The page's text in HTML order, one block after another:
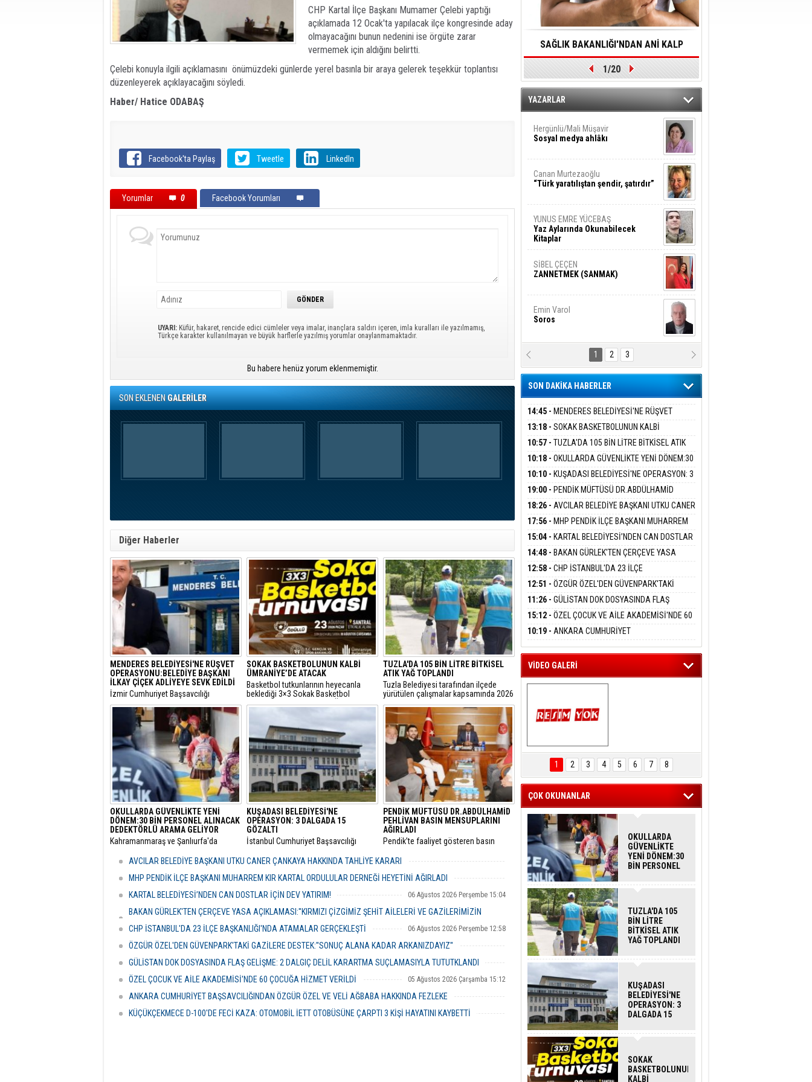
CHP Kartal İlçe Başkanı Mumamer Çelebi yaptığı
açıklamada 12 Ocak'ta yapılacak ilçe kongresinde aday
olmayacağını bunun nedenini ise örgüte zarar
vermemek için aldığını belirtti.
Çelebi konuyla ilgili açıklamasını önümüzdeki günlerde yerel basınla bir araya gelerek teşekkür toplantısı
düzenleyerek açıklayacağını söyledi.
Haber/ Hatice ODABAŞ
Facebook'ta Paylaş Tweetle LinkedIn
Yorumlar 0 Facebook Yorumları
UYARI: Küfür, hakaret, rencide edici cümleler veya imalar, inançlara saldırı içeren, imla kuralları ile yazılmamış,
Türkçe karakter kullanılmayan ve büyük harflerle yazılmış yorumlar onaylanmamaktadır.
Bu habere henüz yorum eklenmemiştir.
SON EKLENENGALERİLER
Diğer Haberler
MENDERES BELEDİYESİ'NE RÜŞVET
OPERASYONU:BELEDİYE BAŞKANI
İLKAY ÇİÇEK ADLİYEYE SEVK EDİLDİ
​İzmir Cumhuriyet Başsavcılığı
tarafından yürütülen 'rüşvet' ve 'irtikap'
soruşturması kapsamında gözaltına
alınan Menderes Belediye Başkanı İlkay
Çiçek’in de aralarında bulunduğu 16
şüpheli adliyeye sevk edildi.
SOKAK BASKETBOLUNUN KALBİ
ÜMRANİYE’DE ATACAK
Basketbol tutkunlarının heyecanla
beklediği 3×3 Sokak Basketbol
Turnuvası, bu yıl 7’nci kez Ümraniye
TUZLA'DA 105 BİN LİTRE BİTKİSEL
ATIK YAĞ TOPLANDI
Tuzla Belediyesi tarafından ilçede
yürütülen çalışmalar kapsamında 2026
yılında 105 bin litre bitkisel atık yağ
toplandı.
OKULLARDA GÜVENLİKTE YENİ
DÖNEM:30 BİN PERSONEL ALINACAK
DEDEKTÖRLÜ ARAMA GELİYOR
​Kahramanmaraş ve Şanlıurfa'da
ardından eğitim kurumlarındaki
güvenlik önlemleri baştan aşağı
yenileniyor.
KUŞADASI BELEDİYESİ'NE
OPERASYON: 3 DALGADA 15
GÖZALTI
​İstanbul Cumhuriyet Başsavcılığı
"rüşvet" ve "irtikap" soruşturmasında
Kuşadası Belediyesi’ne yönelik üçüncü
dalga operasyonu düzenlendi.
PENDİK MÜFTÜSÜ DR.ABDÜLHAMİD
PEHLİVAN BASIN MENSUPLARINI
AĞIRLADI
​Pendik’te faaliyet gösteren basın
görevine başlayan Dr. Abdulhamid
yeni görevi için tebriklerini iletti.
AVCILAR BELEDİYE BAŞKANI UTKU CANER ÇANKAYA HAKKINDA TAHLİYE KARARI
06 Ağustos 2026 Perşembe 18:26
MHP PENDİK İLÇE BAŞKANI MUHARREM KIR KARTAL ORDULULAR DERNEĞİ HEYETİNİ AĞIRLADI
06 Ağustos 2026 Perşembe 17:56
KARTAL BELEDİYESİ’NDEN CAN DOSTLAR İÇİN DEV YATIRIM! 06 Ağustos 2026 Perşembe 15:04
BAKAN GÜRLEK'TEN ÇERÇEVE YASA AÇIKLAMASI:''KIRMIZI ÇİZGİMİZ ŞEHİT AİLELERİ VE GAZİLERİMİZİN
HASSASİYETİDİR''
CHP İSTANBUL'DA 23 İLÇE BAŞKANLIĞI'NDA ATAMALAR GERÇEKLEŞTİ 06 Ağustos 2026 Perşembe 12:58
ÖZGÜR ÖZEL'DEN GÜVENPARK'TAKİ GAZİLERE DESTEK:''SONUÇ ALANA KADAR ARKANIZDAYIZ''
06 Ağustos 2026 Perşembe 12:51
GÜLİSTAN DOK DOSYASINDA FLAŞ GELİŞME: 2 DALGIÇ DELİL KARARTMA SUÇLAMASIYLA TUTUTKLANDI
06 Ağustos 2026 Perşembe 11:26
ÖZEL ÇOCUK VE AİLE AKADEMİSİ'NDE 60 ÇOCUĞA HİZMET VERİLDİ 05 Ağustos 2026 Çarşamba 15:12
ANKARA CUMHURİYET BAŞSAVCILIĞINDAN ÖZGÜR ÖZEL VE VELİ AĞBABA HAKKINDA FEZLEKE
05 Ağustos 2026 Çarşamba 10:19
KÜÇÜKÇEKMECE D-100'DE FECİ KAZA: OTOMOBİL İETT OTOBÜSÜNE ÇARPTI 3 KİŞİ HAYATINI KAYBETTİ
SAĞLIK BAKANLIĞI'NDAN ANİ KALP
DURMALARINA HIZLI MÜDAHALE
EDİLMESİNE YÖNELİK ÖNLENMESİ İÇİN
ÖNEMLİ ADIM
1/20
YAZARLAR
Hergünlü/Mali Müşavir
Sosyal medya ahlâkı
Canan Murtezaoğlu
“Türk yaratılıştan şendir, şatırdır”
YUNUS EMRE YÜCEBAŞ
Yaz Aylarında Okunabilecek
Kitaplar
SİBEL ÇEÇEN
ZANNETMEK (SANMAK)
Emin Varol
Soros
Karanlık DNA Kuşaklararası
Şiddetin Biyolojik Faturası
Şiyar Adıyaman
Ben Bu Sahaya Sığmazam
Hasan Ali Çölük
Bir Satırın İçindeki İnsan
Ezgi Kılıç
SİVAS: ATEŞE ATILAN VİCDAN
BARIŞ BAŞARSLAN
ADANMAK
Meltem Kaynas
AFFETMEYECEĞİM!
1 2 3
SON DAKİKA HABERLER
14:45 - MENDERES BELEDİYESİ'NE RÜŞVET
OPERASYONU:BELEDİYE BAŞKANI İLKAY ÇİÇEK
ADLİYEYE SEVK EDİLDİ
13:18 - SOKAK BASKETBOLUNUN KALBİ
ÜMRANİYE’DE ATACAK
10:57 - TUZLA'DA 105 BİN LİTRE BİTKİSEL ATIK
YAĞ TOPLANDI
10:18 - OKULLARDA GÜVENLİKTE YENİ DÖNEM:30
BİN PERSONEL ALINACAK DEDEKTÖRLÜ ARAMA
GELİYOR
10:10 - KUŞADASI BELEDİYESİ'NE OPERASYON: 3
DALGADA 15 GÖZALTI
19:00 - PENDİK MÜFTÜSÜ DR.ABDÜLHAMİD
PEHLİVAN BASIN MENSUPLARINI AĞIRLADI
18:26 - AVCILAR BELEDİYE BAŞKANI UTKU CANER
ÇANKAYA HAKKINDA TAHLİYE KARARI
17:56 - MHP PENDİK İLÇE BAŞKANI MUHARREM
KIR KARTAL ORDULULAR DERNEĞİ HEYETİNİ
AĞIRLADI
15:04 - KARTAL BELEDİYESİ’NDEN CAN DOSTLAR
İÇİN DEV YATIRIM!
14:48 - BAKAN GÜRLEK'TEN ÇERÇEVE YASA
AÇIKLAMASI:''KIRMIZI ÇİZGİMİZ ŞEHİT AİLELERİ
VE GAZİLERİMİZİN HASSASİYETİDİR''
12:58 - CHP İSTANBUL'DA 23 İLÇE
BAŞKANLIĞI'NDA ATAMALAR GERÇEKLEŞTİ
12:51 - ÖZGÜR ÖZEL'DEN GÜVENPARK'TAKİ
GAZİLERE DESTEK:''SONUÇ ALANA KADAR
ARKANIZDAYIZ''
11:26 - GÜLİSTAN DOK DOSYASINDA FLAŞ
GELİŞME: 2 DALGIÇ DELİL KARARTMA
SUÇLAMASIYLA TUTUTKLANDI
15:12 - ÖZEL ÇOCUK VE AİLE AKADEMİSİ'NDE 60
ÇOCUĞA HİZMET VERİLDİ
10:19 - ANKARA CUMHURİYET
BAŞSAVCILIĞINDAN ÖZGÜR ÖZEL VE VELİ
AĞBABA HAKKINDA FEZLEKE
VİDEO GALERİ
KARTAL ENGELSİZ
YAŞAM FESTİVALİ
KONSERİ
İZLEYİCİLERİ MEST
1 2 3 4 5 6 7 8
ÇOK OKUNANLAR
OKULLARDA
GÜVENLİKTE
YENİ DÖNEM:30
BİN PERSONEL
DEDEKTÖRLÜ
TUZLA'DA 105
BİN LİTRE
BİTKİSEL ATIK
YAĞ TOPLANDI
KUŞADASI
BELEDİYESİ'NE
OPERASYON: 3
DALGADA 15
SOKAK
BASKETBOLUNUN
KALBİ